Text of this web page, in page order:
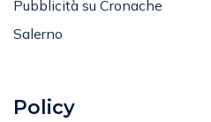
Pubblicità su Cronache
Salerno
Policy